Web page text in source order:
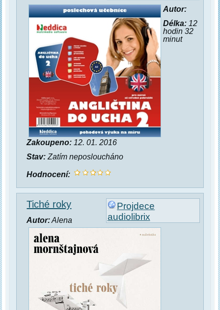
Autor:
Délka:12
hodin 32
minut
Zakoupeno: 12. 01. 2016
Stav: Zatím neposloucháno
Hodnocení:
Projdece
audiolibrix
Tiché roky
Autor:Alena